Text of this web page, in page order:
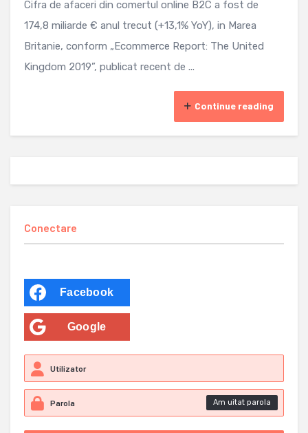
Cifra de afaceri din comertul online B2C a fost de
174,8 miliarde € anul trecut (+13,1% YoY), in Marea
Britanie, conform „Ecommerce Report: The United
Kingdom 2019”, publicat recent de ...
Continue reading
Conectare
Facebook
Google
Am uitat parola